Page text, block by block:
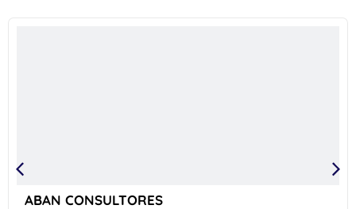
ABAN CONSULTORES